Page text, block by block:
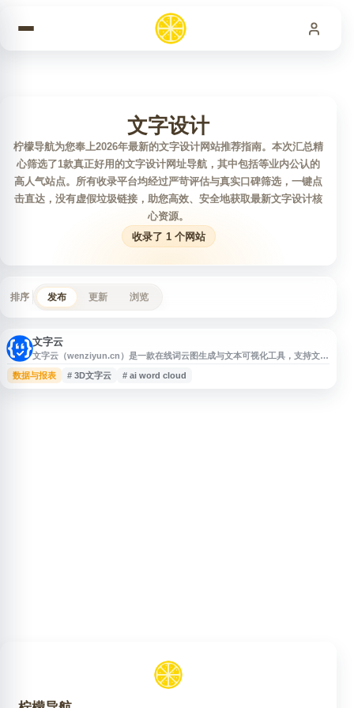
文字设计
柠檬导航为您奉上2026年最新的文字设计网站推荐指南。本次汇总精
心筛选了1款真正好用的文字设计网址导航，其中包括等业内公认的
高人气站点。所有收录平台均经过严苛评估与真实口碑筛选，一键点
击直达，没有虚假垃圾链接，助您高效、安全地获取最新文字设计核
心资源。
收录了 1 个网站
排序 发布 更新 浏览
文字云
文字云（wenziyun.cn）是一款在线词云图生成与文本可视化工具，支持文字
生成图片、图生图、AI 词云、3D 文字云动画、动态文字词云视频生成等功
能。网站提供在线分词、词频统计、词频分析、图片抠图生成词云等服务，适
数据与报表 # 3D文字云 # ai word cloud